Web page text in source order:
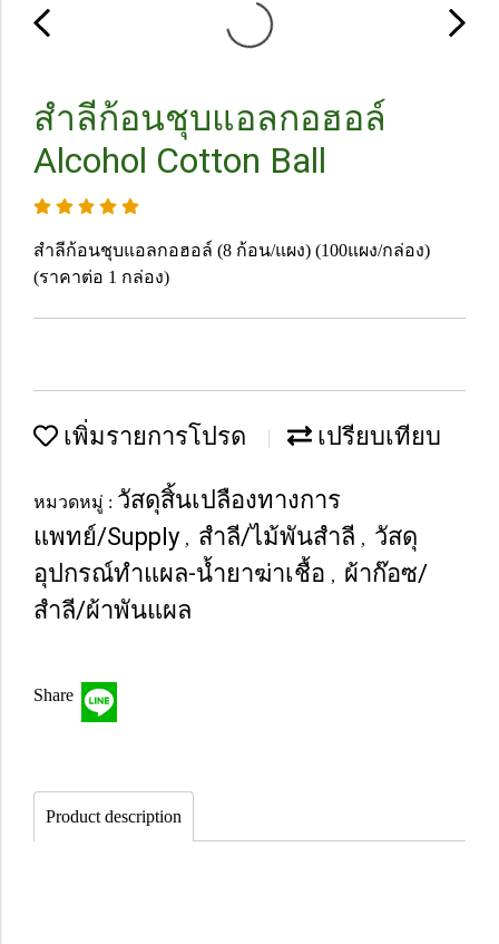
สำลีก้อนชุบแอลกอฮอล์
Alcohol Cotton Ball
สำลีก้อนชุบแอลกอฮอล์ (8 ก้อน/แผง) (100แผง/กล่อง)
(ราคาต่อ 1 กล่อง)
เพิ่มรายการโปรด เปรียบเทียบ
หมวดหมู่ : วัสดุสิ้นเปลืองทางการ
แพทย์/Supply , สำลี/ไม้พันสำลี , วัสดุ
อุปกรณ์ทำแผล-น้ำยาฆ่าเชื้อ , ผ้าก๊อซ/
สำลี/ผ้าพันแผล
Share
Product description